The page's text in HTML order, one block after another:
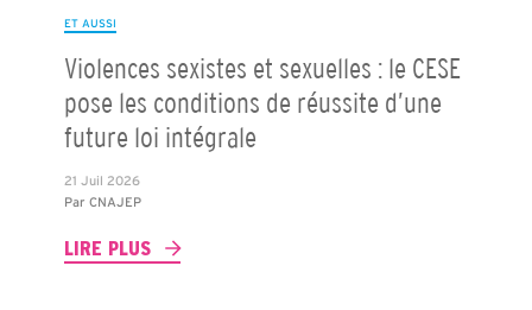
ET AUSSI
Violences sexistes et sexuelles : le CESE
pose les conditions de réussite d’une
future loi intégrale
21 Juil 2026
Par CNAJEP
LIRE PLUS